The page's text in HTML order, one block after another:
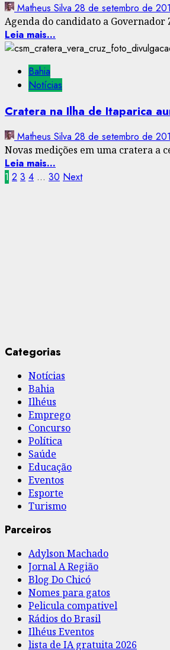
Matheus Silva 28 de setembro de
Agenda do candidato a Governador
Leia mais...
Bahia
Notícias
Cratera na Ilha de Itaparica
Matheus Silva 28 de setembro de
Novas medições em uma cratera a
Leia mais...
Paginação
1 2 3 4 … 30 Next
Categorias
Notícias
Bahia
Ilhéus
Emprego
Concurso
Política
Saúde
Educação
Eventos
Esporte
Turismo
Parceiros
Adylson Machado
Jornal A Região
Blog Do Chicó
Nomes para gatos
Pelicula compativel
Rádios do Brasil
Ilhéus Eventos
lista de IA gratuita 2026